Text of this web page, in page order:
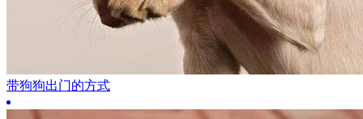
带狗狗出门的方式